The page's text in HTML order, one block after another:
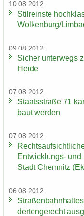
10.08.2012
Stil­reins­te
Wol­ken­burg/
09.08.2012
Si­cher un­ter­wegs
Heide
07.08.2012
Staats­stra­ße 71
baut wer­den
07.08.2012
Entwicklungs-​
Stadt Chem­nitz
06.08.2012
der­ten­ge­recht